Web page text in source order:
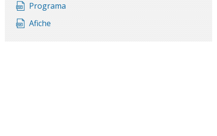
Programa
Afiche